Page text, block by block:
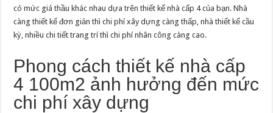
có mức giá thầu khác nhau dựa trên thiết kế nhà cấp 4 của bạn. Nhà
càng thiết kế đơn giản thì chi phí xây dựng càng thấp, nhà thiết kế cầu
kỳ, nhiều chi tiết trang trí thì chi phí nhân công càng cao.
Phong cách thiết kế nhà cấp
4 100m2 ảnh hưởng đến mức
chi phí xây dựng